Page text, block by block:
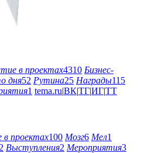
в проектах4310 Бизнес-
дня52 Рутина25 Награды115
1 tema.ru|ВК|ТГ|ИГ|ТТ
в проектах100 Мозг6 Мел1
Выступления2 Мероприятия3